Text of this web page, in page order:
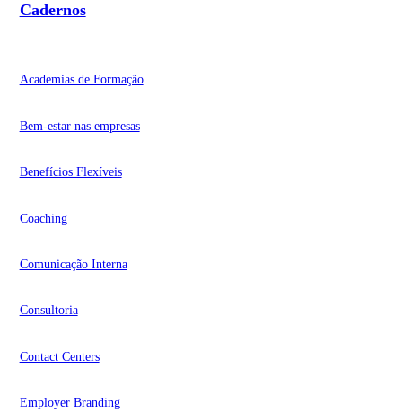
Cadernos
Academias de Formação
Bem-estar nas empresas
Benefícios Flexíveis
Coaching
Comunicação Interna
Consultoria
Contact Centers
Employer Branding